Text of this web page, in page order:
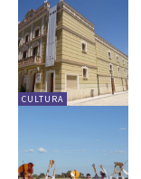
CULTURA